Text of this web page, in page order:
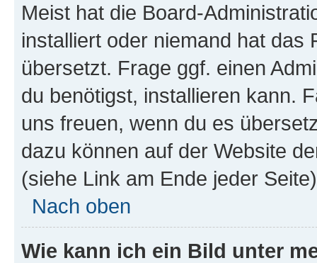
Meist hat die Board-
installiert oder niemand hat das
übersetzt. Frage ggf. einen
du benötigst, installieren kann.
uns freuen, wenn du es
dazu können auf der Website
(siehe Link am Ende jeder
Nach oben
Wie kann ich ein Bild unter